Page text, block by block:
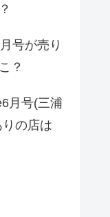
号が売り
？
月号(三浦
の店は